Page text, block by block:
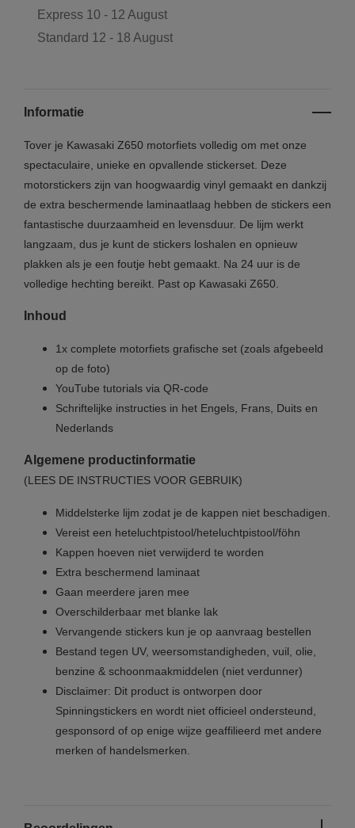
Express 10 - 12 August
Standard 12 - 18 August
Informatie
Tover je Kawasaki Z650 motorfiets volledig om met onze
spectaculaire, unieke en opvallende stickerset. Deze
motorstickers zijn van hoogwaardig vinyl gemaakt en dankzij
de extra beschermende laminaatlaag hebben de stickers een
fantastische duurzaamheid en levensduur. De lijm werkt
langzaam, dus je kunt de stickers loshalen en opnieuw
plakken als je een foutje hebt gemaakt. Na 24 uur is de
volledige hechting bereikt. Past op Kawasaki Z650.
Inhoud
1x complete motorfiets grafische set (zoals afgebeeld
op de foto)
YouTube tutorials via QR-code
Schriftelijke instructies in het Engels, Frans, Duits en
Nederlands
Algemene productinformatie
(LEES DE INSTRUCTIES VOOR GEBRUIK)
Middelsterke lijm zodat je de kappen niet beschadigen.
Vereist een heteluchtpistool/heteluchtpistool/föhn
Kappen hoeven niet verwijderd te worden
Extra beschermend laminaat
Gaan meerdere jaren mee
Overschilderbaar met blanke lak
Vervangende stickers kun je op aanvraag bestellen
Bestand tegen UV, weersomstandigheden, vuil, olie,
benzine & schoonmaakmiddelen (niet verdunner)
Disclaimer: Dit product is ontworpen door
Spinningstickers en wordt niet officieel ondersteund,
gesponsord of op enige wijze geaffilieerd met andere
merken of handelsmerken.